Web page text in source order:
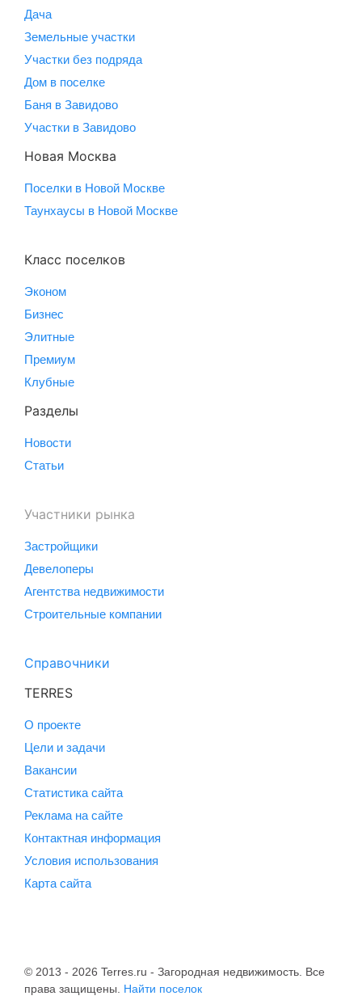
Дача
Земельные участки
Участки без подряда
Дом в поселке
Баня в Завидово
Участки в Завидово
Новая Москва
Поселки в Новой Москве
Таунхаусы в Новой Москве
Класс поселков
Эконом
Бизнес
Элитные
Премиум
Клубные
Разделы
Новости
Статьи
Участники рынка
Застройщики
Девелоперы
Агентства недвижимости
Строительные компании
Справочники
TERRES
О проекте
Цели и задачи
Вакансии
Статистика сайта
Реклама на сайте
Контактная информация
Условия использования
Карта сайта
© 2013 - 2026 Terres.ru - Загородная недвижимость. Все
права защищены. Найти поселок